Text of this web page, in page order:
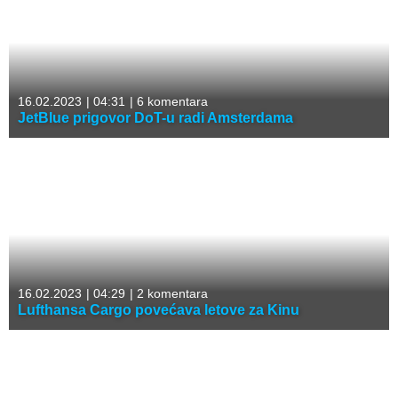
16.02.2023 | 04:31 | 6 komentara
JetBlue prigovor DoT-u radi Amsterdama
16.02.2023 | 04:29 | 2 komentara
Lufthansa Cargo povećava letove za Kinu